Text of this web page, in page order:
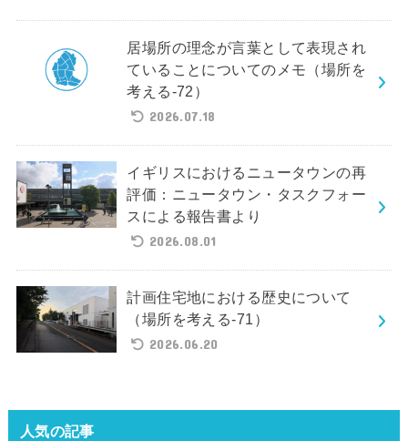
居場所の理念が言葉として表現され
ていることについてのメモ（場所を
考える-72）
2026.07.18
イギリスにおけるニュータウンの再
評価：ニュータウン・タスクフォー
スによる報告書より
2026.08.01
計画住宅地における歴史について
（場所を考える-71）
2026.06.20
人気の記事